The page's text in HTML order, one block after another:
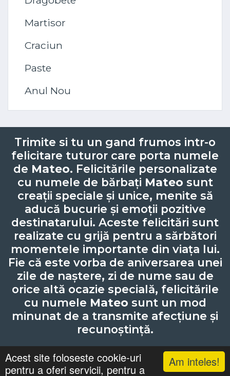
Am inteles!
Acest site foloseste cookie-uri
pentru a oferi servicii, pentru a
Martisor
Craciun
Paste
Anul Nou
Trimite si tu un gand frumos intr-o
felicitare tuturor care porta numele
de Mateo. Felicitările personalizate
cu numele de bărbați Mateo sunt
creații speciale și unice, menite să
aducă bucurie și emoții pozitive
destinatarului. Aceste felicitări sunt
realizate cu grijă pentru a sărbători
momentele importante din viața lui.
Fie că este vorba de aniversarea unei
zile de naștere, zi de nume sau de
orice altă ocazie specială, felicitările
cu numele Mateo sunt un mod
minunat de a transmite afecțiune și
recunoștință.